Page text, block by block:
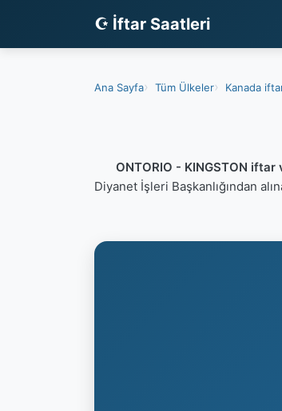
☪ İftar Saatleri
Ana Sayfa Tüm Ülkeler Kanada
ONTORIO - KINGSTON iftar
Diyanet İşleri Başkanlığından